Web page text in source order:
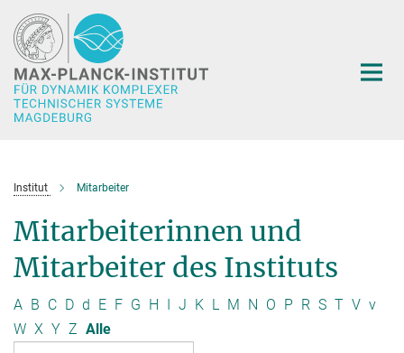
Hauptinhalt
Institut Mitarbeiter
Mitarbeiterinnen und
Mitarbeiter des Instituts
A B C D d E F G H I J K L M N O P R S T V v
W X Y Z Alle